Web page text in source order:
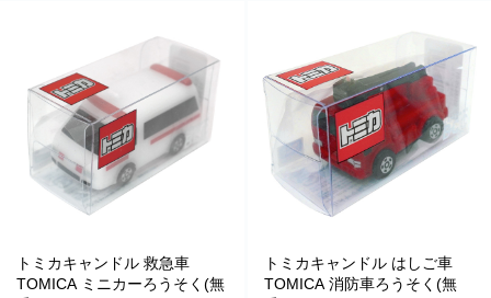
トミカキャンドル 救急車
TOMICA ミニカーろうそく(無
トミカキャンドル はしご車
TOMICA 消防車ろうそく(無
株式会社日本エコファーム
Marco-Line 関連会社一覧 ＞
関連サイト
ドッグフードBLOG【アマリコ】